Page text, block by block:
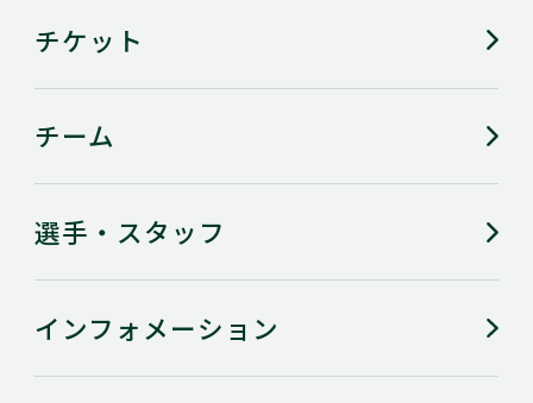
チケット
チーム
選手・スタッフ
インフォメーション